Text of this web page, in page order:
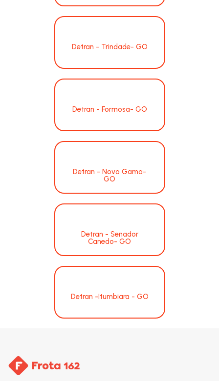
Detran - Trindade- GO
Detran - Formosa- GO
Detran - Novo Gama-
GO
Detran - Senador
Canedo- GO
Detran -Itumbiara - GO